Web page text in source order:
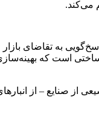
می‌کند.
به تقاضای
است که
از صنایع – از